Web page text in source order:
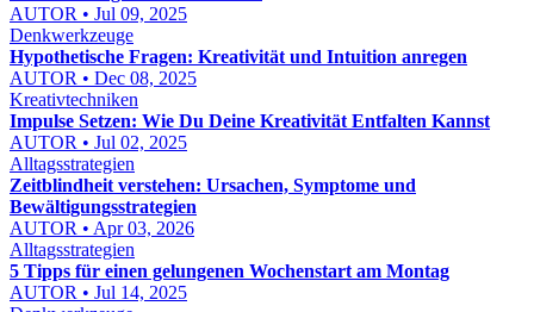
AUTOR • Jul 09, 2025
Denkwerkzeuge
Hypothetische Fragen: Kreativität und Intuition anregen
AUTOR • Dec 08, 2025
Kreativtechniken
Impulse Setzen: Wie Du Deine Kreativität Entfalten Kannst
AUTOR • Jul 02, 2025
Alltagsstrategien
Zeitblindheit verstehen: Ursachen, Symptome und
Bewältigungsstrategien
AUTOR • Apr 03, 2026
Alltagsstrategien
5 Tipps für einen gelungenen Wochenstart am Montag
AUTOR • Jul 14, 2025